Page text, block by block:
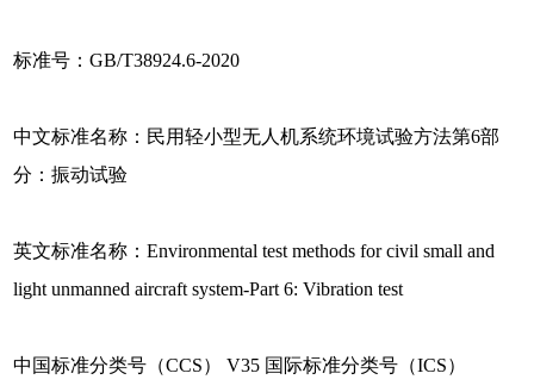
标准号：GB/T38924.6-2020
中文标准名称：民用轻小型无人机系统环境试验方法第6部
分：振动试验
英文标准名称：Environmental test methods for civil small and
light unmanned aircraft system-Part 6: Vibration test
中国标准分类号（CCS） V35 国际标准分类号（ICS）